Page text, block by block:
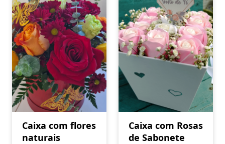
Caixa com flores
naturais
Caixa com Rosas
de Sabonete